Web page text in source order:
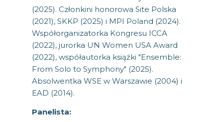
(2025). Członkini honorowa Site Polska
(2021), SKKP (2025) i MPI Poland (2024).
Współorganizatorka Kongresu ICCA
(2022), jurorka UN Women USA Award
(2022), współautorka książki "Ensemble:
From Solo to Symphony" (2025).
Absolwentka WSE w Warszawie (2004) i
EAD (2014).
Panelista: